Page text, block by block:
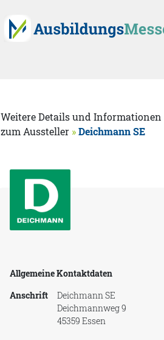
Weitere Details und Informationen
zum Aussteller »Deichmann SE
Allgemeine Kontaktdaten
Anschrift
Deichmann SE
Deichmannweg 9
45359 Essen